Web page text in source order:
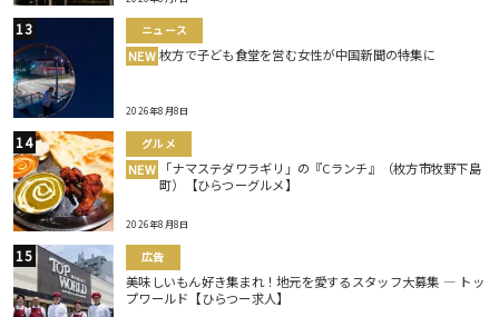
ニュース
NEW 枚方で子ども食堂を営む女性が中国新聞の特集に
2026年8月8日
グルメ
NEW
「ナマステダワラギリ」の『Cランチ』（枚方市牧野下島
町）【ひらつーグルメ】
2026年8月8日
広告
美味しいもん好き集まれ！地元を愛するスタッフ大募集 ― トッ
プワールド【ひらつー求人】